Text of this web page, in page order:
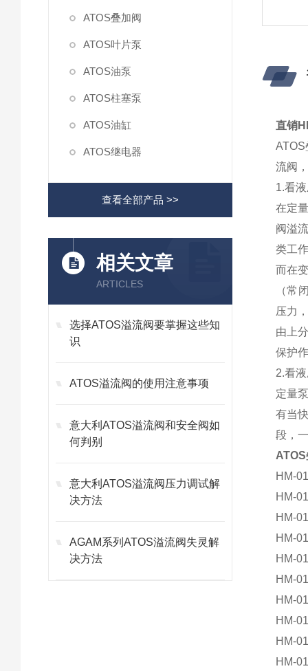
ATOS叠加阀
ATOS叶片泵
ATOS油泵
ATOS柱塞泵
ATOS油缸
ATOS继电器
查看全部产品 >>
相关文章
ARTICLES
选择ATOS溢流阀要掌握这些知
识
ATOS溢流阀的使用注意事项
意大利ATOS溢流阀和安全阀如
何判别
意大利ATOS溢流阀压力调试解
决方法
AGAM系列ATOS溢流阀失灵解
决方法
直销
流阀
1.看
在定
阀溢
类工
而在
（常
压力
由上
保护
2.看
定量
有当
段，
HM-
HM-
HM-
HM-
HM-
HM-
HM-
HM-
HM-
HM-